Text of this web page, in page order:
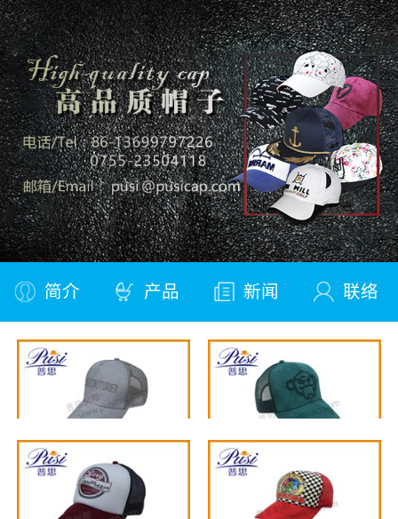
简介 产品 新闻 联络